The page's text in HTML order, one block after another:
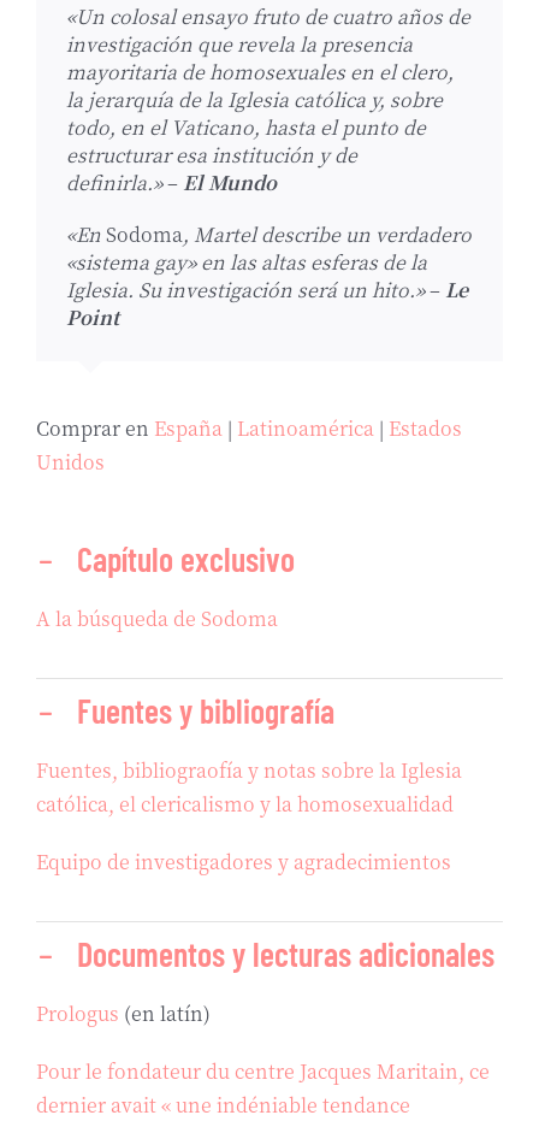
«Un colosal ensayo fruto de cuatro años de
investigación que revela la presencia
mayoritaria de homosexuales en el clero,
la jerarquía de la Iglesia católica y, sobre
todo, en el Vaticano, hasta el punto de
estructurar esa institución y de
definirla.»– El Mundo
«EnSodoma, Martel describe un verdadero
«sistema gay» en las altas esferas de la
Iglesia. Su investigación será un hito.»– Le
Point
Comprar en España | Latinoamérica | Estados
Unidos
Capítulo exclusivo
A la búsqueda de Sodoma
Fuentes y bibliografía
Fuentes, bibliograofía y notas sobre la Iglesia
católica, el clericalismo y la homosexualidad
Equipo de investigadores y agradecimientos
Documentos y lecturas adicionales
Prologus (en latín)
Pour le fondateur du centre Jacques Maritain, ce
dernier avait « une indéniable tendance